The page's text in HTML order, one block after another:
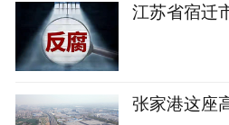
江苏省宿迁
张家港这座